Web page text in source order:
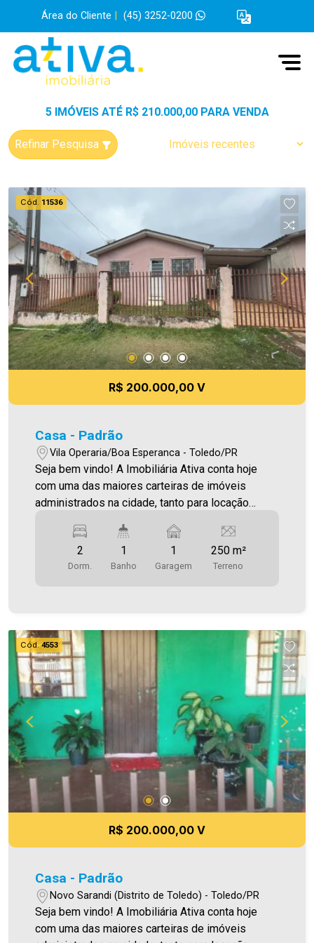
Área do Cliente (45) 3252-0200
5 IMÓVEIS ATÉ R$ 210.000,00 PARA VENDA
Refinar Pesquisa
Cód. 11536
R$ 200.000,00 V
Casa - Padrão
Vila Operaria/Boa Esperanca - Toledo/PR
Seja bem vindo! A Imobiliária Ativa conta hoje
com uma das maiores carteiras de imóveis
administrados na cidade, tanto para locação
opções! Casa Localizada na Vila Operária. O
Imóvel conta com: - Sala de Estar - Cozinha - 02
Quartos - 01 WC - Garagem Área construída
2
Dorm.
1
Banho
1
Garagem
250 m²
Terreno
Cód.4553
R$ 200.000,00 V
Casa - Padrão
Novo Sarandi (Distrito de Toledo) - Toledo/PR
Seja bem vindo! A Imobiliária Ativa conta hoje
com uma das maiores carteiras de imóveis